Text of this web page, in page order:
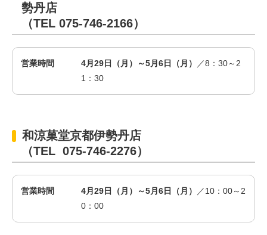
勢丹店
（TEL 075-746-2166）
営業時間 4月29日（月）～5月6日（月）
／8：30～2
1：30
和涼菓堂京都伊勢丹店
（TEL 075-746-2276）
営業時間 4月29日（月）～5月6日（月）
／10：00～2
0：00